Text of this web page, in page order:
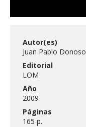
Autor(es)
Juan Pablo Donoso
Editorial
LOM
Año
2009
Páginas
165 p.